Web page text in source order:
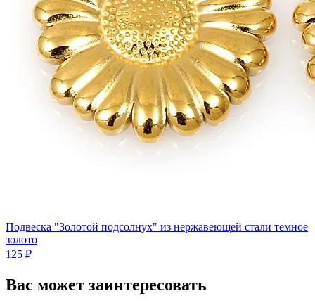
Подвеска "Золотой подсолнух" из нержавеющей стали темное
золото
125 ₽
Вас может заинтересовать